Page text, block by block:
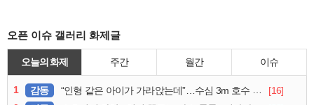
오픈 이슈 갤러리 화제글
오늘의 화제 주간 월간 이슈
1 감동 “인형 같은 아이가 가라앉는데”…수심 3m 호수 뛰어든 60대 의인
[16]